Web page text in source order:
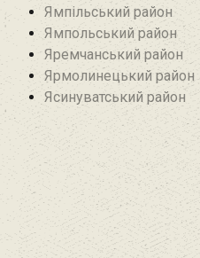
Ямпільський район
Ямпольський район
Яремчанський район
Ярмолинецький район
Ясинуватський район